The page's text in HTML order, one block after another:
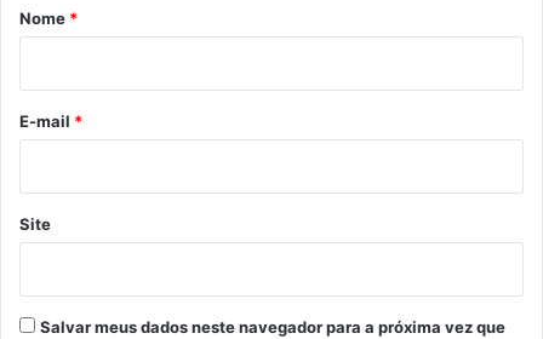
r
*
Nome *
E-mail *
Site
Salvar meus dados neste navegador para a próxima vez que